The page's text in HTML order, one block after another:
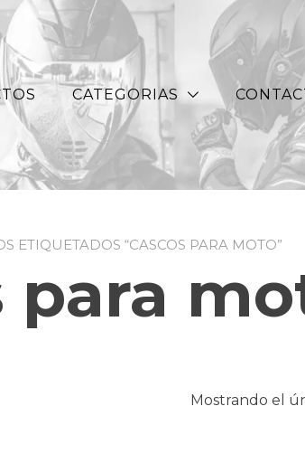
CATEGORIAS
ETIQUETADOS “CASCOS PARA MOTO”
para
Mostrando el